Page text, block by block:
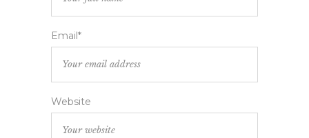
Email*
Website